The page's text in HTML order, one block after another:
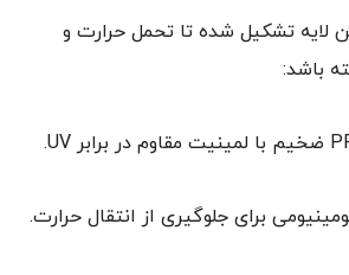
لایه تشکیل شده تا تحمل حرارت و
باشد: